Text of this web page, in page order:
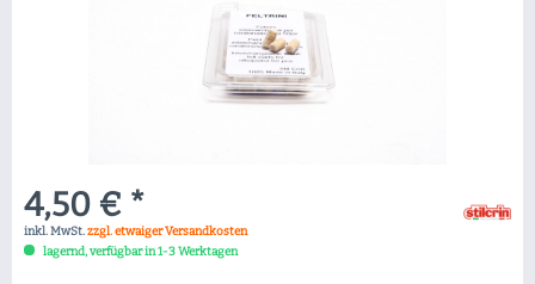
4,50 € *
inkl. MwSt.zzgl. etwaiger Versandkosten
lagernd, verfügbar in 1-3 Werktagen